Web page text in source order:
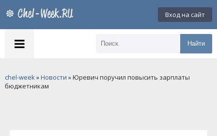
Вход на сайт
Найти
chel-week»Новости » Юревич поручил повысить зарплаты
бюджетникам